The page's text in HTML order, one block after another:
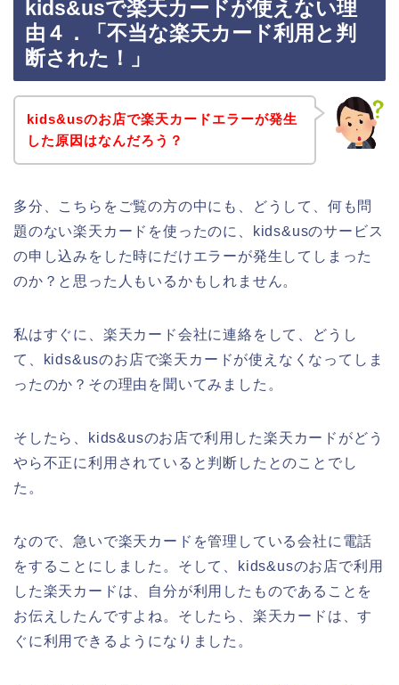
kids&usで楽天カードが使えない理
由４．「不当な楽天カード利用と判
断された！」
kids&usのお店で楽天カードエラーが発生
した原因はなんだろう？
多分、こちらをご覧の方の中にも、どうして、何も問
題のない楽天カードを使ったのに、kids&usのサービス
の申し込みをした時にだけエラーが発生してしまった
のか？と思った人もいるかもしれません。
私はすぐに、楽天カード会社に連絡をして、どうし
て、kids&usのお店で楽天カードが使えなくなってしま
ったのか？その理由を聞いてみました。
そしたら、kids&usのお店で利用した楽天カードがどう
やら不正に利用されていると判断したとのことでし
た。
なので、急いで楽天カードを管理している会社に電話
をすることにしました。そして、kids&usのお店で利用
した楽天カードは、自分が利用したものであることを
お伝えしたんですよね。そしたら、楽天カードは、す
ぐに利用できるようになりました。